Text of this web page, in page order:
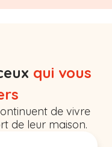
qui vous
de vivre
de leur maison.